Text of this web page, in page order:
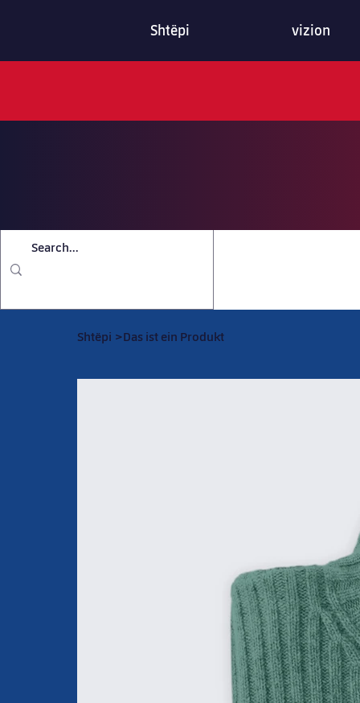
Shtëpi vizion
Shtëpi >Das ist ein Produkt